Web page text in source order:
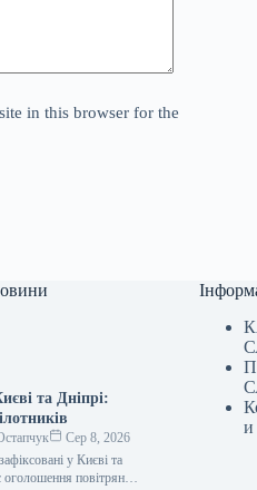
in this browser for the
та Дніпрі:
Сер 8, 2026
у Києві та
оголошення повітряної
и